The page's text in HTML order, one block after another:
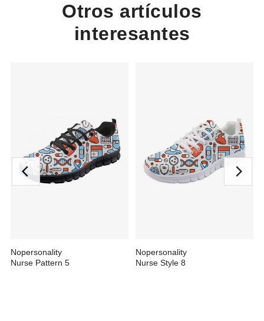
Otros artículos
interesantes
Nopersonality
Nurse Pattern 5
Nopersonality
Nurse Style 8